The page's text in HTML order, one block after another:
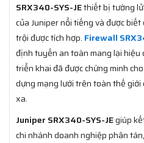
SRX340-SYS-JEthiết bị tường
của Juniper nổi tiếng và được
trội được tích hợp. Firewall
định tuyến an toàn mang lại
triển khai đã được chứng minh
dựng mạng lưới trên toàn thế
xa.
Juniper SRX340-SYS-JEgiúp
chi nhánh doanh nghiệp phân